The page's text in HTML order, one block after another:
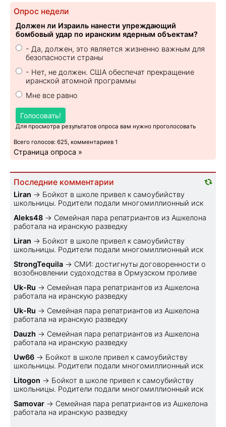
Опрос недели
Должен ли Израиль нанести упреждающий
бомбовый удар по иранским ядерным объектам?
- Да, должен, это является жизненно важным для
безопасности страны
- Нет, не должен. США обеспечат прекращение
иранской атомной программы
Мне все равно
Голосовать!
Для просмотра результатов опроса вам нужно проголосовать
Всего голосов: 625, комментариев 1
Страница опроса »
Последние комментарии
Liran → Бойкот в школе привел к самоубийству
школьницы. Родители подали многомиллионный иск
Aleks48 → Семейная пара репатриантов из Ашкелона
работала на иранскую разведку
Liran → Бойкот в школе привел к самоубийству
школьницы. Родители подали многомиллионный иск
StrongTequila → СМИ: достигнуты договоренности о
возобновлении судоходства в Ормузском проливе
Uk-Ru → Семейная пара репатриантов из Ашкелона
работала на иранскую разведку
Uk-Ru → Семейная пара репатриантов из Ашкелона
работала на иранскую разведку
Dauzh → Семейная пара репатриантов из Ашкелона
работала на иранскую разведку
Uw66 → Бойкот в школе привел к самоубийству
школьницы. Родители подали многомиллионный иск
Litogon → Бойкот в школе привел к самоубийству
школьницы. Родители подали многомиллионный иск
Samovar → Семейная пара репатриантов из Ашкелона
работала на иранскую разведку